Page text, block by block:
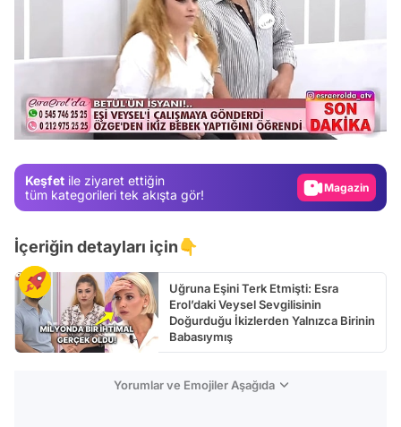
Keşfet ile ziyaret ettiğin
tüm kategorileri tek akışta gör!
Test
Gündem
Video
İçeriğin detayları için👇
Uğruna Eşini Terk Etmişti: Esra
Erol’daki Veysel Sevgilisinin
Doğurduğu İkizlerden Yalnızca Birinin
Babasıymış
Yorumlar ve Emojiler Aşağıda